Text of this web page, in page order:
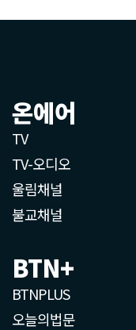
온에어
TV
TV-오디오
울림채널
불교채널
BTN+
BTNPLUS
오늘의법문